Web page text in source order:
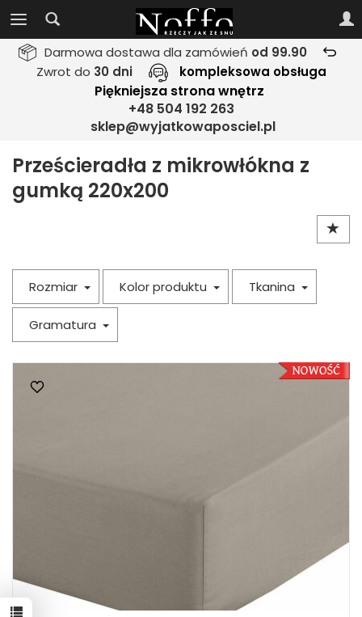
Darmowa dostawa dla zamówień od 99.90
Zwrot do 30 dni kompleksowa obsługa
Piękniejsza strona wnętrz
+48 504 192 263
sklep@wyjatkowaposciel.pl
Prześcieradła z mikrowłókna z
gumką 220x200
Rozmiar Kolor produktu Tkanina
Gramatura